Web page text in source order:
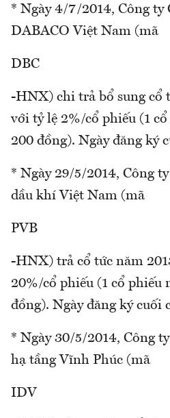
* Ngày 4/7/2014, Công ty
DABACO Việt Nam (mã
DBC
-HNX) chi trả bổ sung cổ
với tỷ lệ 2%/cổ phiếu (1
200 đồng). Ngày đăng ký
* Ngày 29/5/2014, Công
dầu khí Việt Nam (mã
PVB
-HNX) trả cổ tức năm
20%/cổ phiếu (1 cổ phiếu
đồng). Ngày đăng ký cuối
* Ngày 30/5/2014, Công
hạ tầng Vĩnh Phúc (mã
IDV